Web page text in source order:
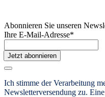
Abonnieren Sie unseren
Ihre E-Mail-Adresse*
Jetzt abonnieren
Ich stimme der Verarbeitung
Newsletterversendung zu.